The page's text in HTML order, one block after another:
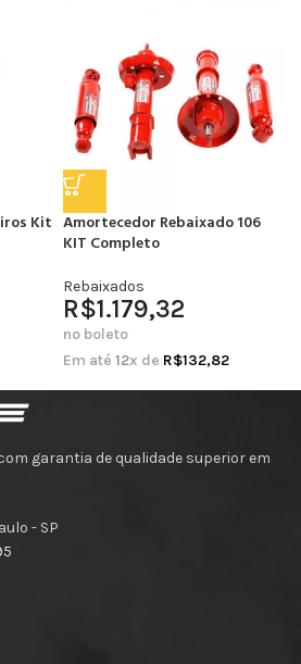
Kit Amortecedor Rebaixado 106
KIT Completo
Rebaixados
R$1.179,32
no boleto
Em até 12x de R$132,82
garantia de qualidade superior em
- SP